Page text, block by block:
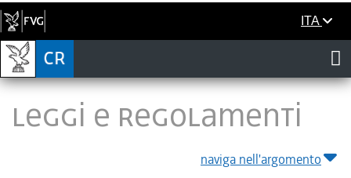
ITA
LEGGI E REGOLAMENTI
naviga nell'argomento